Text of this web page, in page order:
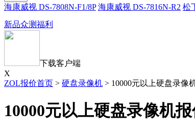
海康威视 DS-7808N-F1/8P 海康威视 DS-7816N-R2 松
新品众测福利
下载客户端
X
ZOL报价首页 > 硬盘录像机 > 10000元以上硬盘录像
10000元以上硬盘录像机